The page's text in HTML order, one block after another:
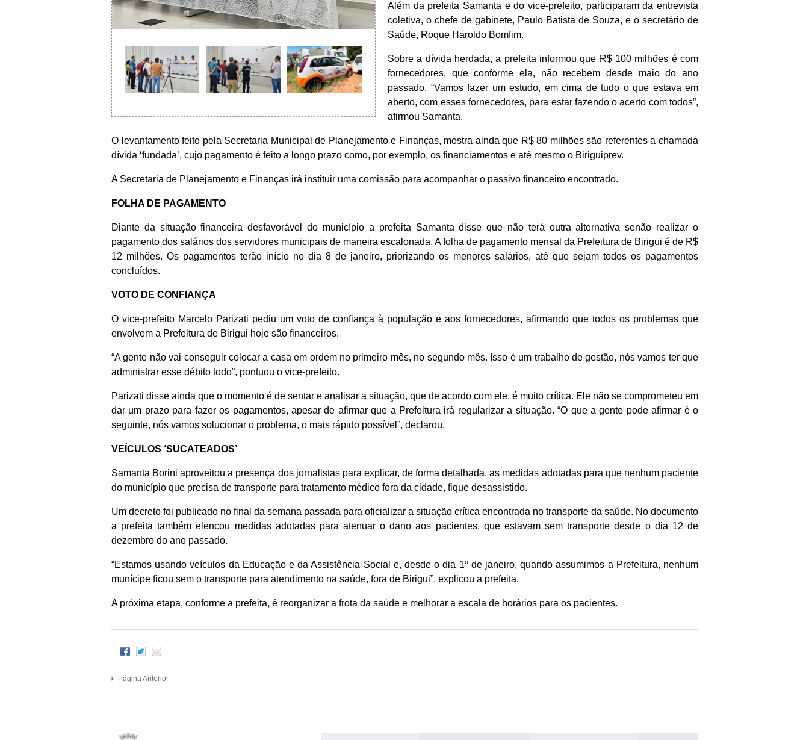
Além da prefeita Samanta e do vice-prefeito, participaram da entrevista
coletiva, o chefe de gabinete, Paulo Batista de Souza, e o secretário de
Saúde, Roque Haroldo Bomfim.
Sobre a dívida herdada, a prefeita informou que R$ 100 milhões é com
fornecedores, que conforme ela, não recebem desde maio do ano
passado. “Vamos fazer um estudo, em cima de tudo o que estava em
aberto, com esses fornecedores, para estar fazendo o acerto com todos”,
afirmou Samanta.
O levantamento feito pela Secretaria Municipal de Planejamento e Finanças, mostra ainda que R$ 80 milhões são referentes a chamada
dívida ‘fundada’, cujo pagamento é feito a longo prazo como, por exemplo, os financiamentos e até mesmo o Biriguiprev.
A Secretaria de Planejamento e Finanças irá instituir uma comissão para acompanhar o passivo financeiro encontrado.
FOLHA DE PAGAMENTO
Diante da situação financeira desfavorável do município a prefeita Samanta disse que não terá outra alternativa senão realizar o
pagamento dos salários dos servidores municipais de maneira escalonada. A folha de pagamento mensal da Prefeitura de Birigui é de R$
12 milhões. Os pagamentos terão início no dia 8 de janeiro, priorizando os menores salários, até que sejam todos os pagamentos
concluídos.
VOTO DE CONFIANÇA
O vice-prefeito Marcelo Parizati pediu um voto de confiança à população e aos fornecedores, afirmando que todos os problemas que
envolvem a Prefeitura de Birigui hoje são financeiros.
“A gente não vai conseguir colocar a casa em ordem no primeiro mês, no segundo mês. Isso é um trabalho de gestão, nós vamos ter que
administrar esse débito todo”, pontuou o vice-prefeito.
Parizati disse ainda que o momento é de sentar e analisar a situação, que de acordo com ele, é muito crítica. Ele não se comprometeu em
dar um prazo para fazer os pagamentos, apesar de afirmar que a Prefeitura irá regularizar a situação. “O que a gente pode afirmar é o
seguinte, nós vamos solucionar o problema, o mais rápido possível”, declarou.
VEÍCULOS ‘SUCATEADOS’
Samanta Borini aproveitou a presença dos jornalistas para explicar, de forma detalhada, as medidas adotadas para que nenhum paciente
do município que precisa de transporte para tratamento médico fora da cidade, fique desassistido.
Um decreto foi publicado no final da semana passada para oficializar a situação crítica encontrada no transporte da saúde. No documento
a prefeita também elencou medidas adotadas para atenuar o dano aos pacientes, que estavam sem transporte desde o dia 12 de
dezembro do ano passado.
“Estamos usando veículos da Educação e da Assistência Social e, desde o dia 1º de janeiro, quando assumimos a Prefeitura, nenhum
munícipe ficou sem o transporte para atendimento na saúde, fora de Birigui”, explicou a prefeita.
A próxima etapa, conforme a prefeita, é reorganizar a frota da saúde e melhorar a escala de horários para os pacientes.
Página Anterior